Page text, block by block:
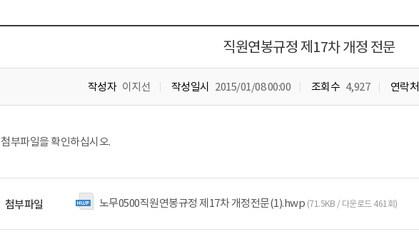
직원연봉규정 제17차 개정 전문
작성자 이지선 작성일시 2015/01/08 00:00 조회수 4,927 연락처
첨부파일을 확인하십시오.
첨부파일 노무0500직원연봉규정 제17차 개정전문(1).hwp (71.5KB / 다운로드 461회)